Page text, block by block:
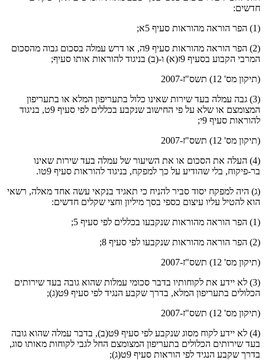
חדשים:
(1) הפר הוראה מהוראות סעיף 5א;
(2) הפר הוראה מהוראות סעיף 9ה, או דרש עמלה בסכום גבוה מהסכום
המרבי הקבוע בסעיף 9ז(א) ו-(ב) בניגוד להוראות אותו סעיף;
(תיקון מס' 12) תשס"ז-2007
(3) גבה עמלה בעד שירות שאינו כלול בתעריפון המלא או בתעריפון
המצומצם או שלא על פי החישוב שנקבע בכללים לפי סעיף 9ט, בניגוד
להוראות סעיף 9י;
(תיקון מס' 12) תשס"ז-2007
(4) העלה את הסכום או את השיעור של עמלה בעד שירות שאינו
בר-פיקוח, בלי שהודיע על כך למפקח, בניגוד להוראות סעיף 9טו.
(ג) היה למפקח יסוד סביר להניח כי תאגיד בנקאי עשה אחד מאלה, רשאי
הוא להטיל עליו עיצום כספי בסך מיליון וחצי שקלים חדשים:
(1) הפר הוראה מהוראות שנקבעו בכללים לפי סעיף 5;
(2) הפר הוראה מהוראות שנקבעו לפי סעיף 8;
(תיקון מס' 12) תשס"ז-2007
(3) לא יידע את לקוחותיו בדבר סכומי עמלות שהוא גובה בעד שירותים
הכלולים בתעריפון המלא, בדרך שקבע הנגיד לפי סעיף 9ט(ג);
(תיקון מס' 12) תשס"ז-2007
(4) לא יידע לקוח מסוג שנקבע לפי סעיף 9ט(ב), בדבר עמלה שהוא גובה
בעד שירותים הכלולים בתעריפון המצומצם החל לגבי לקוחות מאותו סוג,
בדרך שקבע הנגיד לפי הוראות סעיף 9ט(ג);